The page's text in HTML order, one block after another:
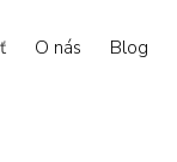
O nás Blog